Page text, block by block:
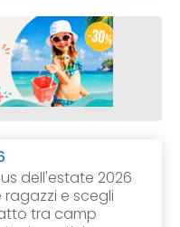
dell'estate 2026
e scegli
tra camp